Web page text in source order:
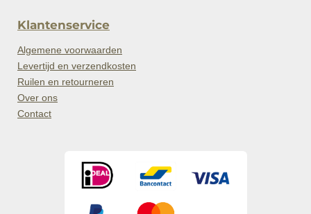
Klantenservice
Algemene voorwaarden
Levertijd en verzendkosten
Ruilen en retourneren
Over ons
Contact